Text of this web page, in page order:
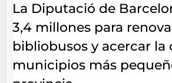
La Diputació de
3,4 millones para
bibliobusos y acercar la
municipios más